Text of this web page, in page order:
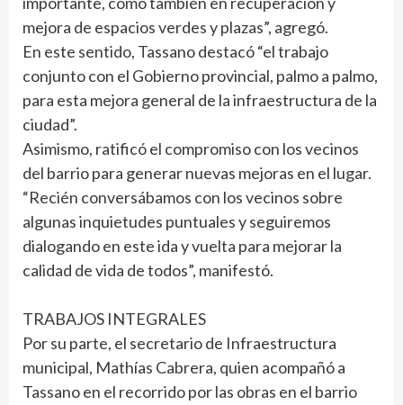
mejora de espacios verdes y plazas”, agregó.
En este sentido, Tassano destacó “el trabajo
conjunto con el Gobierno provincial, palmo a palmo,
para esta mejora general de la infraestructura de la
ciudad”.
Asimismo, ratificó el compromiso con los vecinos
del barrio para generar nuevas mejoras en el lugar.
“Recién conversábamos con los vecinos sobre
algunas inquietudes puntuales y seguiremos
dialogando en este ida y vuelta para mejorar la
calidad de vida de todos”, manifestó.
TRABAJOS INTEGRALES
Por su parte, el secretario de Infraestructura
municipal, Mathías Cabrera, quien acompañó a
Tassano en el recorrido por las obras en el barrio